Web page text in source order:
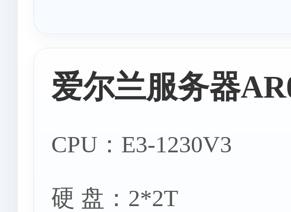
爱尔兰服务器
CPU：E3-1230V3
硬 盘：2*2T